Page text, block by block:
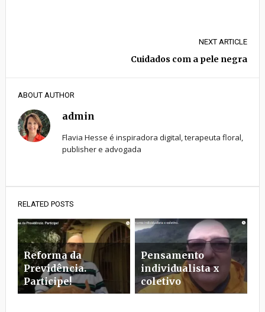
NEXT ARTICLE
Cuidados com a pele negra
ABOUT AUTHOR
admin
Flavia Hesse é inspiradora digital, terapeuta floral,
publisher e advogada
RELATED POSTS
Reforma da
Previdência.
Participe!
Pensamento
individualista x
coletivo